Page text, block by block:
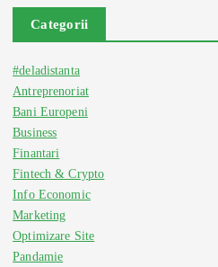
Categorii
#deladistanta
Antreprenoriat
Bani Europeni
Business
Finantari
Fintech & Crypto
Info Economic
Marketing
Optimizare Site
Pandamie